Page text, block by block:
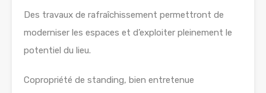
Des travaux de rafraîchissement permettront de
moderniser les espaces et d’exploiter pleinement le
potentiel du lieu.
Copropriété de standing, bien entretenue